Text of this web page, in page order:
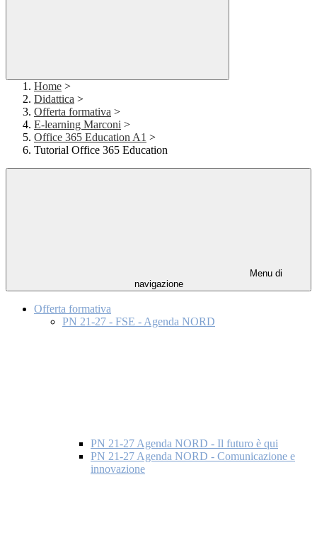
Home >
Didattica >
Offerta formativa >
E-learning Marconi >
Office 365 Education A1 >
Tutorial Office 365 Education
Menu di
navigazione
Offerta formativa
PN 21-27 - FSE - Agenda NORD
PN 21-27 Agenda NORD - Il futuro è qui
PN 21-27 Agenda NORD - Comunicazione e
innovazione